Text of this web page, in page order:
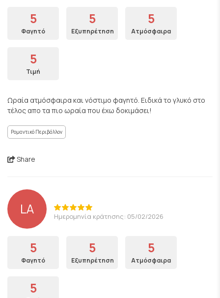
5
Φαγητό
5
Εξυπηρέτηση
5
Ατμόσφαιρα
5
Τιμή
Ωραία ατμόσφαιρα και νόστιμο φαγητό. Ειδικά το γλυκό στο
τέλος απο τα πιο ωραία που έχω δοκιμάσει!
Ρομαντικό Περιβάλλον
Share
LA Ημερομηνία κράτησης: 05/02/2026
5
Φαγητό
5
Εξυπηρέτηση
5
Ατμόσφαιρα
5